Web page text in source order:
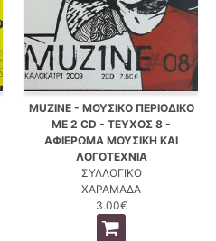
MUZINE - ΜΟΥΣΙΚΟ ΠΕΡΙΟΔΙΚΟ
ΜΕ 2 CD - ΤΕΥΧΟΣ 8 -
ΑΦΙΕΡΩΜΑ ΜΟΥΣΙΚΗ ΚΑΙ
ΛΟΓΟΤΕΧΝΙΑ
ΣΥΛΛΟΓΙΚΟ
ΧΑΡΑΜΑΔΑ
3.00€